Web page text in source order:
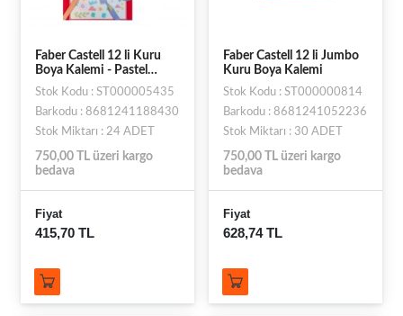
Faber Castell 12 li Kuru
Boya Kalemi - Pastel
Renkler
Stok Kodu : ST000005435
Barkodu : 8681241188430
Stok Miktarı : 24 ADET
750,00 TL üzeri kargo
bedava
Fiyat
415,70 TL
Faber Castell 12 li Jumbo
Kuru Boya Kalemi
Stok Kodu : ST000000814
Barkodu : 8681241052236
Stok Miktarı : 30 ADET
750,00 TL üzeri kargo
bedava
Fiyat
628,74 TL